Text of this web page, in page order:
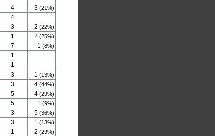
4 3 (21%)
4
3 2 (22%)
1 2 (25%)
7 1 (8%)
1
1
3 1 (13%)
3 4 (44%)
5 4 (29%)
5 1 (9%)
3 5 (36%)
3 1 (13%)
1 2 (29%)